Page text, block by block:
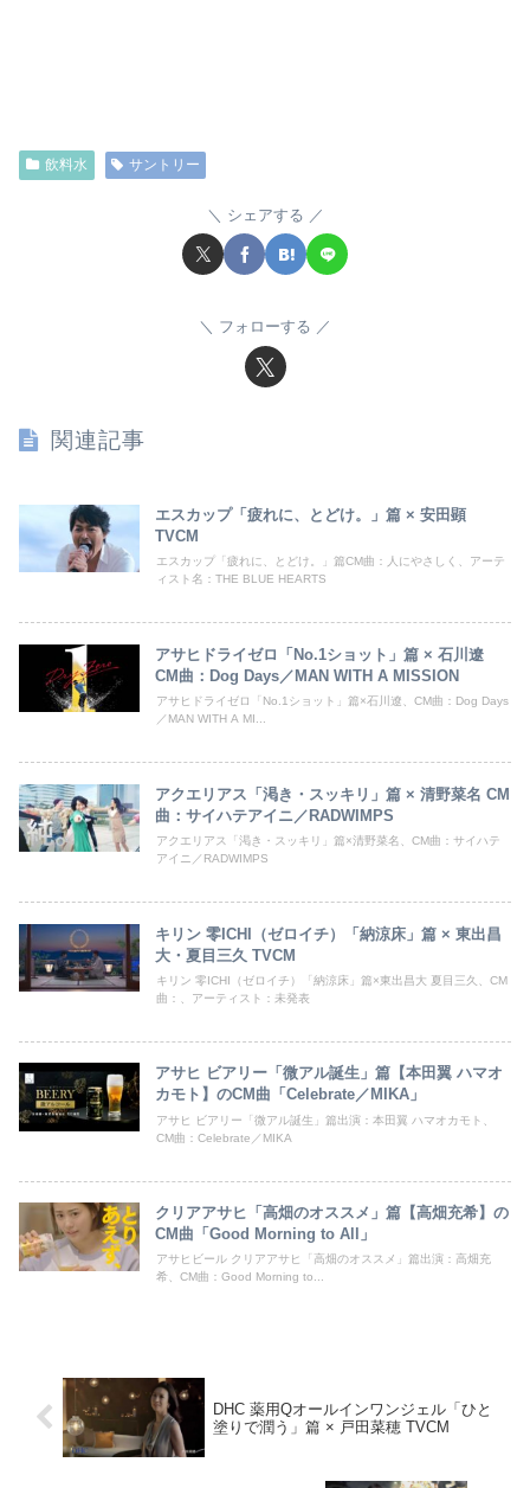
飲料水 サントリー
シェアする
フォローする
関連記事
エスカップ「疲れに、とどけ。」篇 × 安田顕
TVCM
エスカップ「疲れに、とどけ。」篇CM曲：人にやさしく、アーテ
ィスト名：THE BLUE HEARTS
アサヒドライゼロ「No.1ショット」篇 × 石川遼
CM曲：Dog Days／MAN WITH A MISSION
アサヒドライゼロ「No.1ショット」篇×石川遼、CM曲：Dog Days
／MAN WITH A MI...
アクエリアス「渇き・スッキリ」篇 × 清野菜名 CM
曲：サイハテアイニ／RADWIMPS
アクエリアス「渇き・スッキリ」篇×清野菜名、CM曲：サイハテ
アイニ／RADWIMPS
キリン 零ICHI（ゼロイチ）「納涼床」篇 × 東出昌
大・夏目三久 TVCM
キリン 零ICHI（ゼロイチ）「納涼床」篇×東出昌大 夏目三久、CM
曲：、アーティスト：未発表
アサヒ ビアリー「微アル誕生」篇【本田翼 ハマオ
カモト】のCM曲「Celebrate／MIKA」
アサヒ ビアリー「微アル誕生」篇出演：本田翼 ハマオカモト、
CM曲：Celebrate／MIKA
クリアアサヒ「高畑のオススメ」篇【高畑充希】の
CM曲「Good Morning to All」
アサヒビール クリアアサヒ「高畑のオススメ」篇出演：高畑充
希、CM曲：Good Morning to...
DHC 薬用Qオールインワンジェル「ひと
塗りで潤う」篇 × 戸田菜穂 TVCM